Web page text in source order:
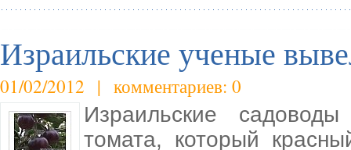
Израильские ученые
01/02/2012 | комментариев: 0
Израильские
томата, который